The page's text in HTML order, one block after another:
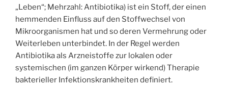
„Leben“; Mehrzahl: Antibiotika) ist ein Stoff, der einen
hemmenden Einfluss auf den Stoffwechsel von
Mikroorganismen hat und so deren Vermehrung oder
Weiterleben unterbindet. In der Regel werden
Antibiotika als Arzneistoffe zur lokalen oder
systemischen (im ganzen Körper wirkend) Therapie
bakterieller Infektionskrankheiten definiert.